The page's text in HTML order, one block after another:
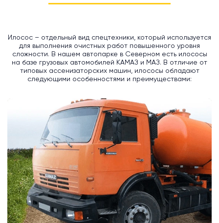
Илосос – отдельный вид спецтехники, который используется
для выполнения очистных работ повышенного уровня
сложности. В нашем автопарке в Северном есть илососы
на базе грузовых автомобилей КАМАЗ и МАЗ. В отличие от
типовых ассенизаторских машин, илососы обладают
следующими особенностями и преимуществами: